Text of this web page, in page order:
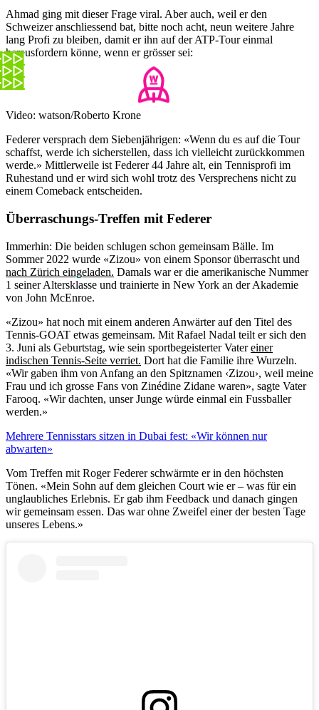
Ahmad ging mit dieser Frage viral. Aber auch, weil er den
Schweizer anschliessend bat, bitte noch acht, neun weitere Jahre
lang Profi zu bleiben, damit er ihn auf der ATP-Tour einmal
herausfordern könne, wenn er grösser sei:
Video: watson/Roberto Krone
Federer versprach dem Siebenjährigen: «Wenn du es auf die Tour
schaffst, werde ich sicherstellen, dass ich vielleicht zurückkommen
werde.» Mittlerweile ist Federer 44 Jahre alt, ein Tennisprofi im
Ruhestand und er wird sich wohl trotz des Versprechens nicht zu
einem Comeback entscheiden.
Überraschungs-Treffen mit Federer
Immerhin: Die beiden schlugen schon gemeinsam Bälle. Im
Sommer 2022 wurde «Zizou» von einem Sponsor überrascht und
nach Zürich eingeladen. Damals war er die amerikanische Nummer
1 seiner Altersklasse und trainierte in New York an der Akademie
von John McEnroe.
«Zizou» hat noch mit einem anderen Anwärter auf den Titel des
Tennis-GOAT etwas gemeinsam. Mit Rafael Nadal teilt er sich den
3. Juni als Geburtstag, wie sein sportbegeisterter Vatereiner
indischen Tennis-Seite verriet. Dort hat die Familie ihre Wurzeln.
«Wir gaben ihm von Anfang an den Spitznamen ‹Zizou›, weil meine
Frau und ich grosse Fans von Zinédine Zidane waren», sagte Vater
Farooq. «Wir dachten, unser Junge würde einmal ein Fussballer
werden.»
Mehrere Tennisstars sitzen in Dubai fest: «Wir können nur
abwarten»
Vom Treffen mit Roger Federer schwärmte er in den höchsten
Tönen. «Mein Sohn auf dem gleichen Court wie er – was für ein
unglaubliches Erlebnis. Er gab ihm Feedback und danach gingen
wir gemeinsam essen. Das war ohne Zweifel einer der besten Tage
unseres Lebens.»